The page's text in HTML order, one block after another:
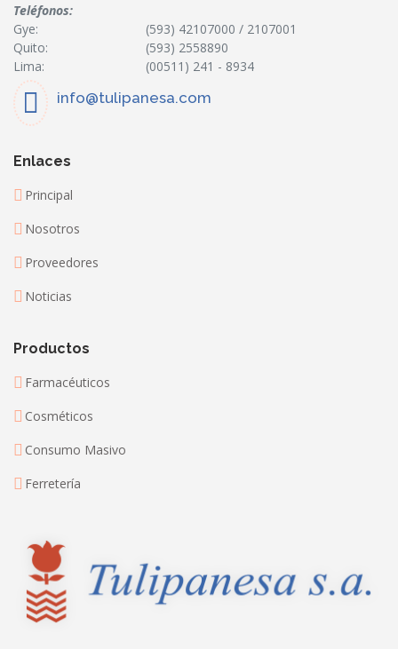
Teléfonos:
Gye:
(593) 42107000 / 2107001
Quito:
(593) 2558890
Lima:
(00511) 241 - 8934
info@tulipanesa.com
Enlaces
Principal
Nosotros
Proveedores
Noticias
Productos
Farmacéuticos
Cosméticos
Consumo Masivo
Ferretería